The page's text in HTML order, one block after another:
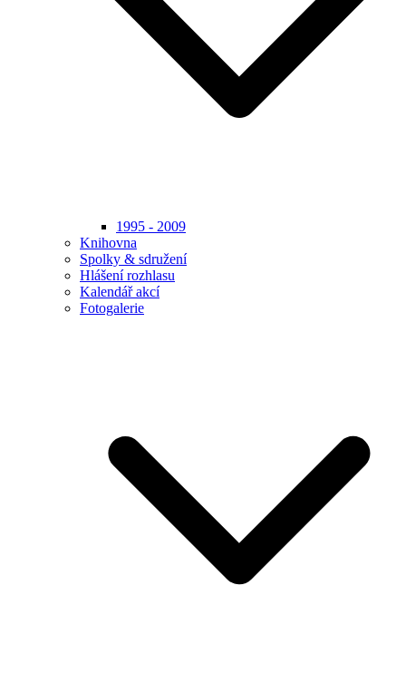
1995 - 2009
Knihovna
Spolky & sdružení
Hlášení rozhlasu
Kalendář akcí
Fotogalerie